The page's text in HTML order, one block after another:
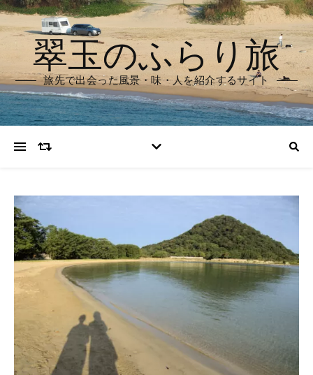
翠玉のふらり旅
旅先で出会った風景・味・人を紹介するサイト